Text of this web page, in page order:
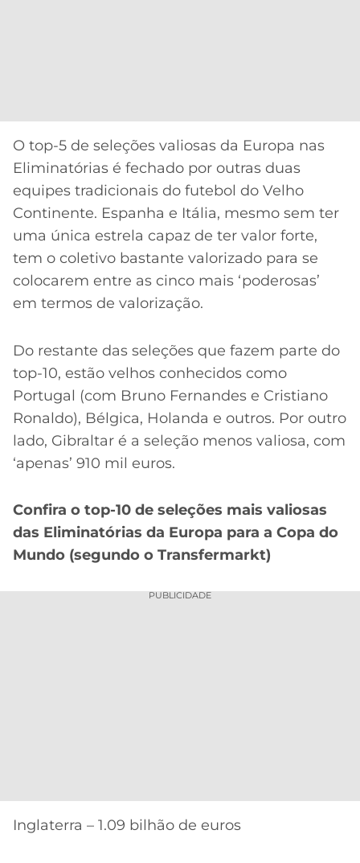
O top-5 de seleções valiosas da Europa nas
Eliminatórias é fechado por outras duas
equipes tradicionais do futebol do Velho
Continente. Espanha e Itália, mesmo sem ter
uma única estrela capaz de ter valor forte,
tem o coletivo bastante valorizado para se
colocarem entre as cinco mais ‘poderosas’
em termos de valorização.
Do restante das seleções que fazem parte do
top-10, estão velhos conhecidos como
Portugal (com Bruno Fernandes e Cristiano
Ronaldo), Bélgica, Holanda e outros. Por outro
lado, Gibraltar é a seleção menos valiosa, com
‘apenas’ 910 mil euros.
Confira o top-10 de seleções mais valiosas
das Eliminatórias da Europa para a Copa do
Mundo (segundo o Transfermarkt)
PUBLICIDADE
Inglaterra – 1.09 bilhão de euros